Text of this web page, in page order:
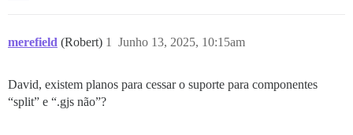
merefield (Robert) Junho 13, 2025, 10:15am
1
David, existem planos para cessar o suporte para componentes
“split” e “.gjs não”?